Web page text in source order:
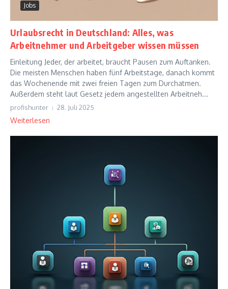
Jobs
Urlaubsrecht in Deutschland: Alles, was
Arbeitnehmer und Arbeitgeber wissen müssen
Einleitung Jeder, der arbeitet, braucht Pausen zum Auftanken.
Die meisten Menschen haben fünf Arbeitstage, danach kommt
das Wochenende mit zwei freien Tagen zum Durchatmen.
Außerdem steht laut Gesetz jedem angestellten Arbeitneh...
profishunter 28. Juli 2025
Weiterlesen